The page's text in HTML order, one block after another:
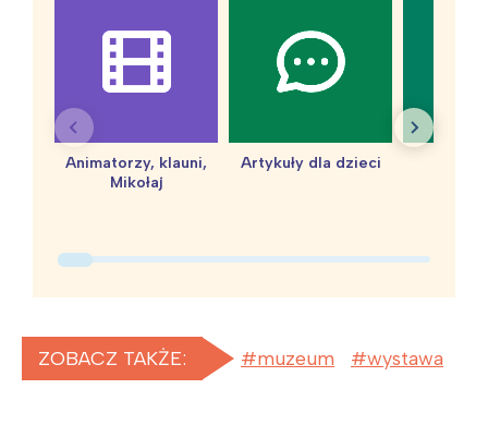
Animatorzy, klauni,
Mikołaj
Artykuły dla dzieci
ZOBACZ TAKŻE: muzeum wystawa